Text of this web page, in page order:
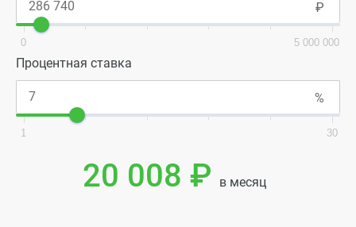
0 5 000 000
Процентная ставка
1 30
20 008 ₽ в месяц